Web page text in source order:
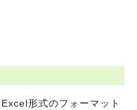
Excel形式のフォーマット